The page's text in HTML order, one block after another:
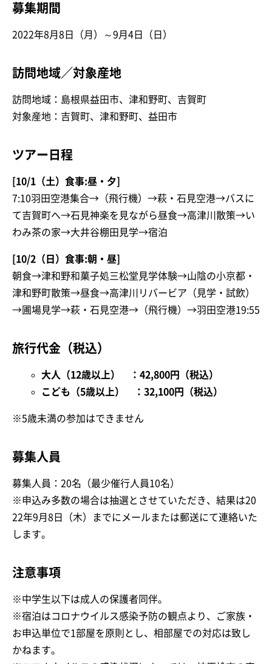
募集期間
2022年8月8日（月）～9月4日（日）
訪問地域／対象産地
訪問地域：島根県益田市、津和野町、吉賀町
対象産地：吉賀町、津和野町、益田市
ツアー日程
[10/1（土）食事:昼・夕]
7:10羽田空港集合→（飛行機）→萩・石見空港→バスに
て吉賀町へ→石見神楽を見ながら昼食→高津川散策→い
わみ茶の家→大井谷棚田見学→宿泊
[10/2（日）食事:朝・昼]
朝食→津和野和菓子処三松堂見学体験→山陰の小京都・
津和野町散策→昼食→高津川リバービア（見学・試飲）
→圃場見学→萩・石見空港→（飛行機）→羽田空港19:55
旅行代金（税込）
大人（12歳以上） ：42,800円（税込）
こども（5歳以上） ：32,100円（税込）
※5歳未満の参加はできません
募集人員
募集人員：20名（最少催行人員10名）
※申込み多数の場合は抽選とさせていただき、結果は20
22年9月8日（木）までにメールまたは郵送にて連絡いた
します。
注意事項
※中学生以下は成人の保護者同伴。
※宿泊はコロナウイルス感染予防の観点より、ご家族・
お申込単位で1部屋を原則とし、相部屋での対応は致し
かねます。